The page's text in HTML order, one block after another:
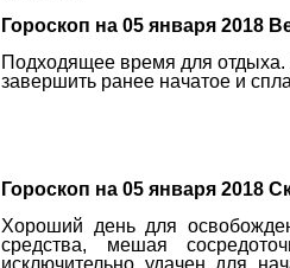
Гороскоп на 05 января 2018
Подходящее время для отдыха.
завершить ранее начатое и
Гороскоп на 05 января 2018
Хороший день для
средства, мешая
исключительно удачен для